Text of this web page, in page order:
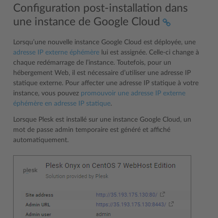
Configuration post-installation dans
une instance de Google Cloud
Lorsqu’une nouvelle instance Google Cloud est déployée, une
adresse IP externe éphémère lui est assignée. Celle-ci change à
chaque redémarrage de l’instance. Toutefois, pour un
hébergement Web, il est nécessaire d’utiliser une adresse IP
statique externe. Pour affecter une adresse IP statique à votre
instance, vous pouvez promouvoir une adresse IP externe
éphémère en adresse IP statique.
Lorsque Plesk est installé sur une instance Google Cloud, un
mot de passe admin temporaire est généré et affiché
automatiquement.